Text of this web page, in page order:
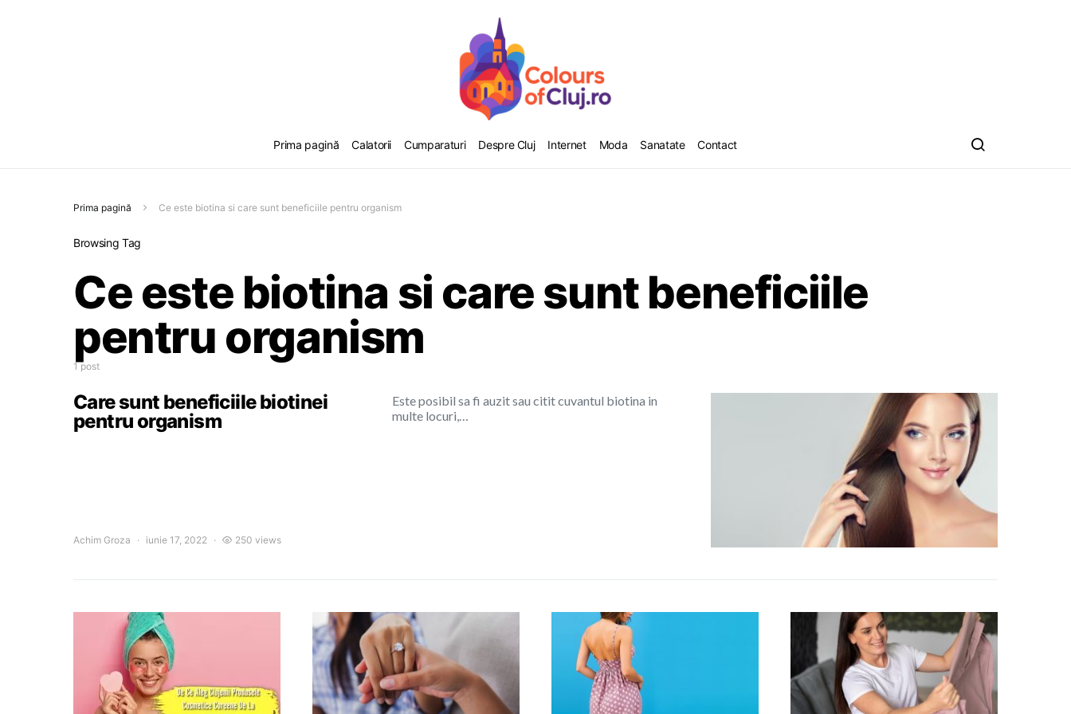
Prima pagină Calatorii Cumparaturi Despre Cluj Internet Moda Sanatate Contact
Prima pagină Ce este biotina si care sunt beneficiile pentru organism
Browsing Tag
Ce este biotina si care sunt beneficiile
pentru organism
1 post
Care sunt beneficiile biotinei
pentru organism
Este posibil sa fi auzit sau citit cuvantul biotina in
multe locuri,…
Achim Groza iunie 17, 2022 250 views